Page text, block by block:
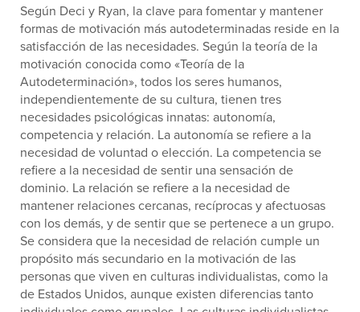
Según Deci y Ryan, la clave para fomentar y mantener
formas de motivación más autodeterminadas reside en la
satisfacción de las necesidades. Según la teoría de la
motivación conocida como «Teoría de la
Autodeterminación», todos los seres humanos,
independientemente de su cultura, tienen tres
necesidades psicológicas innatas: autonomía,
competencia y relación. La autonomía se refiere a la
necesidad de voluntad o elección. La competencia se
refiere a la necesidad de sentir una sensación de
dominio. La relación se refiere a la necesidad de
mantener relaciones cercanas, recíprocas y afectuosas
con los demás, y de sentir que se pertenece a un grupo.
Se considera que la necesidad de relación cumple un
propósito más secundario en la motivación de las
personas que viven en culturas individualistas, como la
de Estados Unidos, aunque existen diferencias tanto